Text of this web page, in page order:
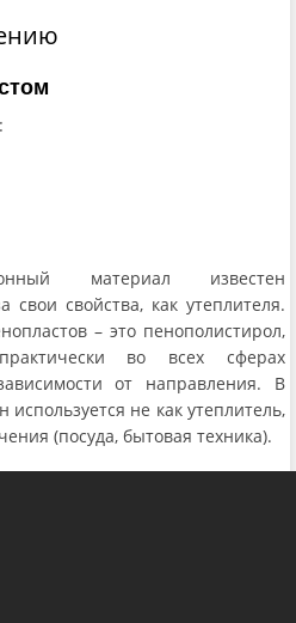
материал известен
свойства, как утеплителя.
– это пенополистирол,
во всех сферах
от направления. В
не как утеплитель,
(посуда, бытовая техника).